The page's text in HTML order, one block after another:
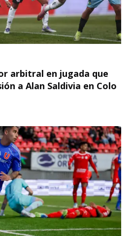
arbitral en jugada que
a Alan Saldivia en Colo